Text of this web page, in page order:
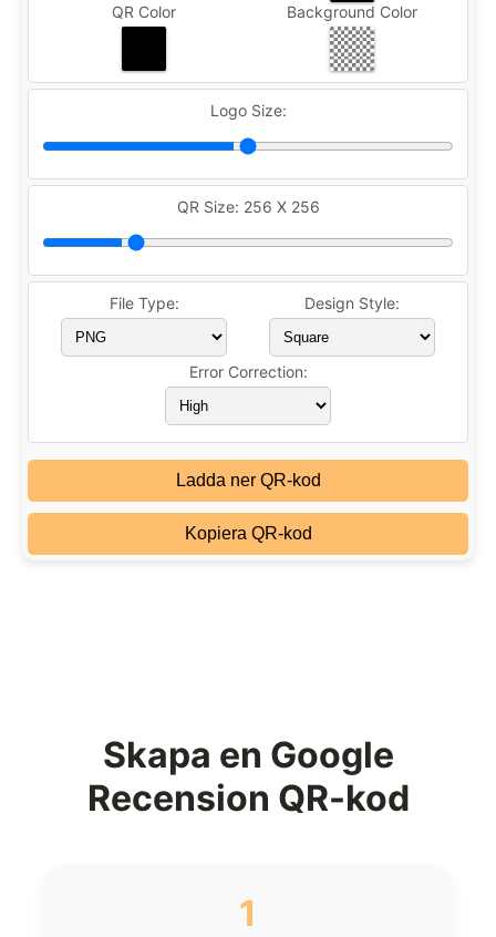
QR Color Background Color
Logo Size:
QR Size: 256 X 256
File Type: Design Style:
Error Correction:
Ladda ner QR-kod
Kopiera QR-kod
Skapa en Google
Recension QR-kod
1